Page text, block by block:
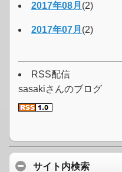
2017年08月 (2)
2017年07月 (2)
RSS配信
sasakiさんのブログ
サイト内検索